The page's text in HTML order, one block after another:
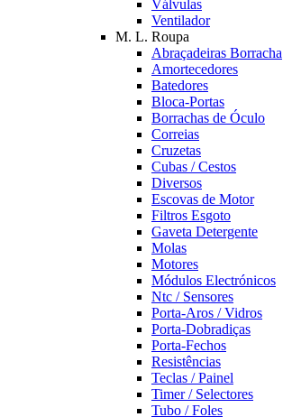
Válvulas
Ventilador
M. L. Roupa
Abraçadeiras Borracha
Amortecedores
Batedores
Bloca-Portas
Borrachas de Óculo
Correias
Cruzetas
Cubas / Cestos
Diversos
Escovas de Motor
Filtros Esgoto
Gaveta Detergente
Molas
Motores
Módulos Electrónicos
Ntc / Sensores
Porta-Aros / Vidros
Porta-Dobradiças
Porta-Fechos
Resistências
Teclas / Painel
Timer / Selectores
Tubo / Foles